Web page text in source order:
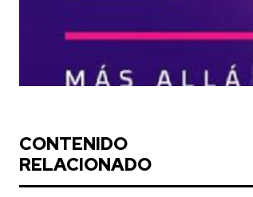
CONTENIDO
RELACIONADO